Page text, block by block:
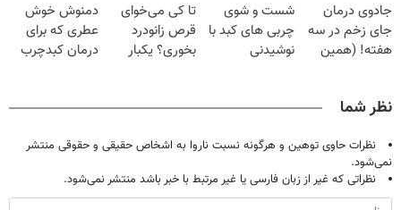
تحمل میکنی؟❗
خانگی
۲۵ میلیون
تومان!!!
جادوی درمان
جای زخم در سه
هفته! (همین
شست و شوی
چربی های کبد با
نوشیدنی
تا کی می‌خوای
قرص زانودرد
بخوری؟ یکبار
دمنوش خوش
عطری که برای
درمان کبدچرب
نظر شما
نظرات حاوی توهین و هرگونه نسبت ناروا به اشخاص حقیقی و حقوقی منتشر
نمی‌شود.
نظراتی که غیر از زبان فارسی یا غیر مرتبط با خبر باشد منتشر نمی‌شود.